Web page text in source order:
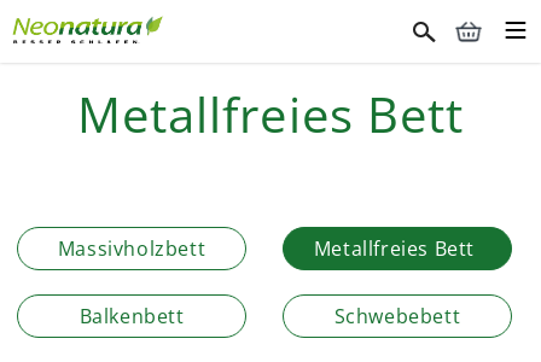
Metallfreies Bett
Massivholzbett Metallfreies Bett
Balkenbett Schwebebett